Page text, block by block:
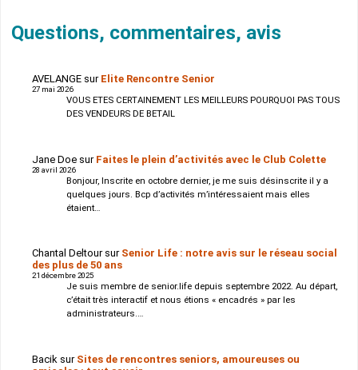
Questions, commentaires, avis
AVELANGE sur Elite Rencontre Senior
27 mai 2026
VOUS ETES CERTAINEMENT LES MEILLEURS POURQUOI PAS TOUS
DES VENDEURS DE BETAIL
Jane Doe sur Faites le plein d’activités avec le Club Colette
28 avril 2026
Bonjour, Inscrite en octobre dernier, je me suis désinscrite il y a
quelques jours. Bcp d’activités m’intéressaient mais elles
étaient…
Chantal Deltoursur Senior Life : notre avis sur le réseau social
des plus de 50 ans
21 décembre 2025
Je suis membre de senior.life depuis septembre 2022. Au départ,
c’était très interactif et nous étions « encadrés » par les
administrateurs.…
Bacik sur Sites de rencontres seniors, amoureuses ou